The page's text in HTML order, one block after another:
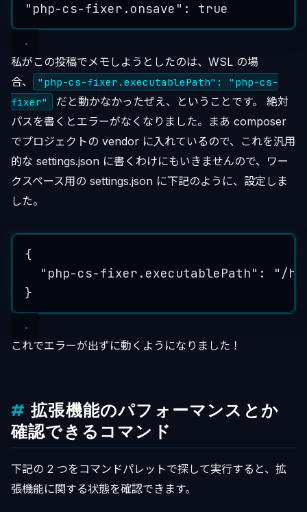
"php-cs-fixer.onsave": true
私がこの投稿でメモしようとしたのは、WSL の場
合、
"php-cs-fixer.executablePath": "php-cs-
fixer"
だと動かなかったぜえ、ということです。 絶対
パスを書くとエラーがなくなりました。まあ composer
でプロジェクトの vendor に入れているので、これを汎用
的な settings.json に書くわけにもいきませんので、ワー
クスペース用の settings.json に下記のように、設定しま
した。
{
"php-cs-fixer.executablePath": "/
}
これでエラーが出ずに動くようになりました！
拡張機能のパフォーマンスとか
確認できるコマンド
下記の 2 つをコマンドパレットで探して実行すると、拡
張機能に関する状態を確認できます。